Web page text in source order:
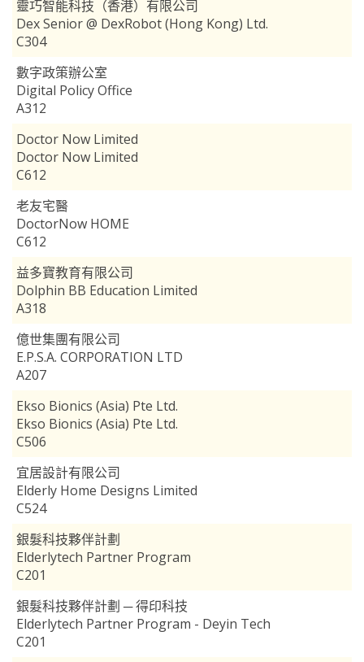
靈巧智能科技（香港）有限公司
Dex Senior @ DexRobot (Hong Kong) Ltd.
C304
數字政策辦公室
Digital Policy Office
A312
Doctor Now Limited
Doctor Now Limited
C612
老友宅醫
DoctorNow HOME
C612
益多寶教育有限公司
Dolphin BB Education Limited
A318
億世集團有限公司
E.P.S.A. CORPORATION LTD
A207
Ekso Bionics (Asia) Pte Ltd.
Ekso Bionics (Asia) Pte Ltd.
C506
宜居設計有限公司
Elderly Home Designs Limited
C524
銀髮科技夥伴計劃
Elderlytech Partner Program
C201
銀髮科技夥伴計劃 ─ 得印科技
Elderlytech Partner Program - Deyin Tech
C201